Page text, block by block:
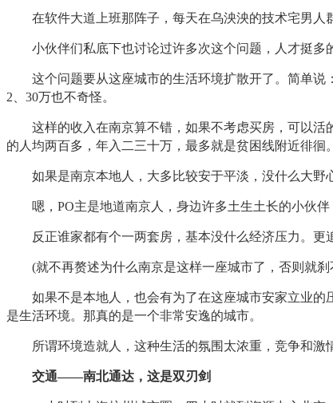
在软件大道上班那阵子，每天在乌泱泱的技术宅男人
小伙伴们私底下也讨论过许多次这个问题，人才挺多
这个问题要从这座城市的生活环境扩散开了。简单说
2、30万也不奇怪。
这样的收入在南京算不错，如果不考虑买房，可以活
的人均两百多，年入二三十万，最多就是贫困线附近徘徊。
如果是南京本地人，大多比较安于平淡，没什么大野
嗯，PO主是地道南京人，身边许多土生土长的小伙伴
反正谁家都有个一两套房，基本没什么经济压力。更
(就不再赘述为什么南京是这样一座城市了，否则就刹
如果不是本地人，也会有为了在这座城市安家立业的
是生活环境。那真的是一个非常安逸的城市。
所谓环境造就人，这种生活的氛围太浓重，竞争和激
交通——南北通达，这是双刃剑